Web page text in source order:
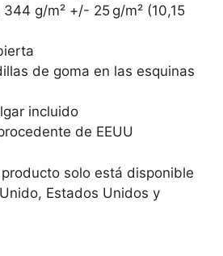
g/m² +/- 25 g/m² (10,15
de goma en las esquinas
incluido
de EEUU
producto solo está disponible
Estados Unidos y